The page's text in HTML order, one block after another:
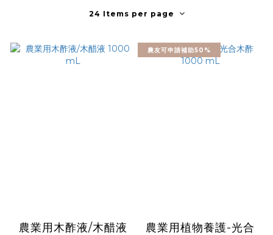
24 Items per page
農業用木酢液/木醋液
農友可申請補助50%
農業用植物養護-光合